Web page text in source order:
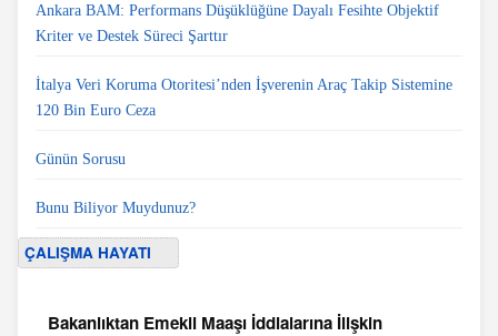
Ankara BAM: Performans Düşüklüğüne Dayalı Fesihte Objektif
Kriter ve Destek Süreci Şarttır
İtalya Veri Koruma Otoritesi’nden İşverenin Araç Takip Sistemine
120 Bin Euro Ceza
Günün Sorusu
Bunu Biliyor Muydunuz?
ÇALIŞMA HAYATI
Bakanlıktan Emekli Maaşı İddialarına İlişkin